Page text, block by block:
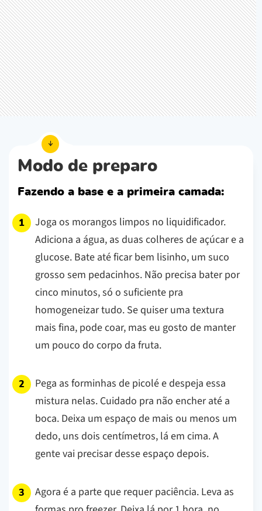
Modo de preparo
Fazendo a base e a primeira camada:
Joga os morangos limpos no liquidificador.
Adiciona a água, as duas colheres de açúcar e a
glucose. Bate até ficar bem lisinho, um suco
grosso sem pedacinhos. Não precisa bater por
cinco minutos, só o suficiente pra
homogeneizar tudo. Se quiser uma textura
mais fina, pode coar, mas eu gosto de manter
um pouco do corpo da fruta.
Pega as forminhas de picolé e despeja essa
mistura nelas. Cuidado pra não encher até a
boca. Deixa um espaço de mais ou menos um
dedo, uns dois centímetros, lá em cima. A
gente vai precisar desse espaço depois.
Agora é a parte que requer paciência. Leva as